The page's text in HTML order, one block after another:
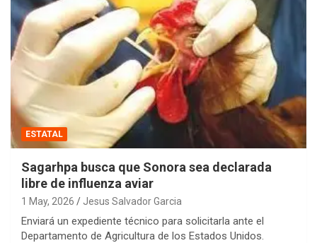
ESTATAL
Sagarhpa busca que Sonora sea declarada
libre de influenza aviar
1 May, 2026 Jesus Salvador Garcia
Enviará un expediente técnico para solicitarla ante el
Departamento de Agricultura de los Estados Unidos.